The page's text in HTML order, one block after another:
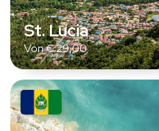
St. Lucia
Von€29,00